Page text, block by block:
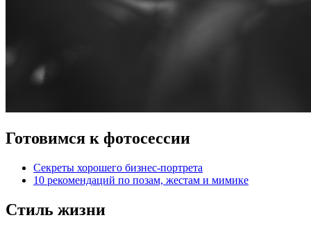
Готовимся к фотосессии
Секреты хорошего бизнес-портрета
10 рекомендаций по позам, жестам и мимике
Стиль жизни